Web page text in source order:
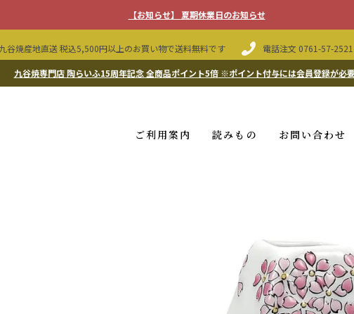
【お知らせ】 夏期休業日のお知らせ
谷焼産地直送 税込5,500円以上のお買い物で送料無料です 電話注文 0761-57-2521
九谷焼専門店 陶らいふ15周年記念 全商品ポイント5倍※ポイント付与には会員登録が必
ご利用案内 読みもの お問い合わせ